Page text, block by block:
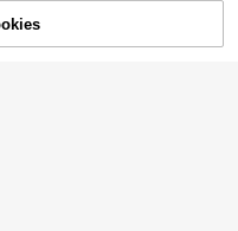
CARRINHO